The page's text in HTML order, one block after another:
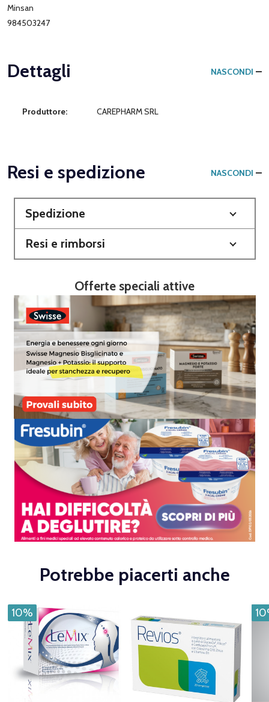
Minsan
984503247
Dettagli NASCONDI
Produttore: CAREPHARM SRL
Resi e spedizione NASCONDI
Spedizione
Resi e rimborsi
Offerte speciali attive
Potrebbe piacerti anche
10%